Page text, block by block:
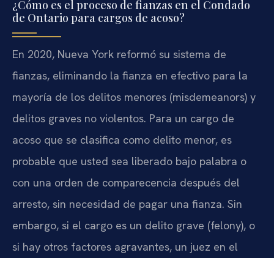
¿Cómo es el proceso de fianzas en el Condado
de Ontario para cargos de acoso?
En 2020, Nueva York reformó su sistema de
fianzas, eliminando la fianza en efectivo para la
mayoría de los delitos menores (misdemeanors) y
delitos graves no violentos. Para un cargo de
acoso que se clasifica como delito menor, es
probable que usted sea liberado bajo palabra o
con una orden de comparecencia después del
arresto, sin necesidad de pagar una fianza. Sin
embargo, si el cargo es un delito grave (felony), o
si hay otros factores agravantes, un juez en el